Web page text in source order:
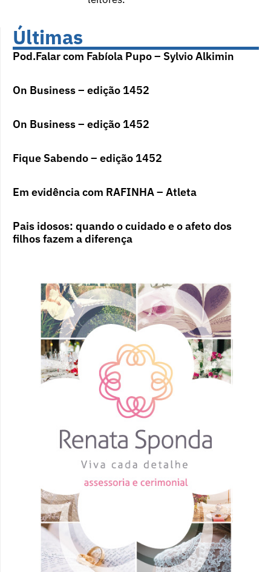
Últimas
Pod.Falar com Fabíola Pupo – Sylvio Alkimin
On Business – edição 1452
On Business – edição 1452
Fique Sabendo – edição 1452
Em evidência com RAFINHA – Atleta
Pais idosos: quando o cuidado e o afeto dos
filhos fazem a diferença